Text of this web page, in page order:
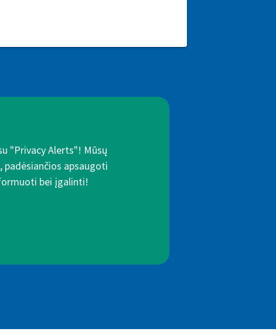
"Privacy Alerts"! Mūsų
apsaugoti
bei įgalinti!